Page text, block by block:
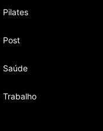
Pilates
Post
Saúde
Trabalho